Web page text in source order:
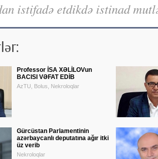
istifadə etdikdə istinad
Professor İSA XƏLİLOVun
BACISI VƏFAT EDİB
AzTU, Bolus, Nekroloqlar
Gürcüstan Parlamentinin
azərbaycanlı deputatına ağır itki
üz verib
Nekroloqlar